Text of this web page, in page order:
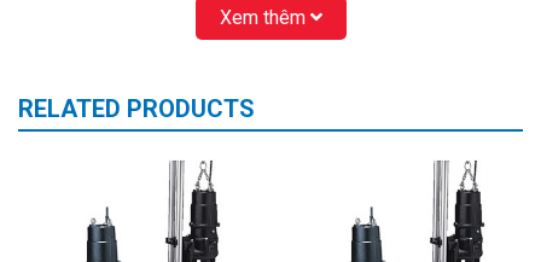
PHỤ KIỆN BƠM Bơm chìm nước thải tsurumi 50U2.4S
– Phụ kiện bao gồm: chân đế, ngàm trên, ngàm dưới, bulong
– lông đền, ma-ní, dây xích.
Bạn có thể xem thêm chi tiết dòng
bơm nước thải thân
U series họng xả 50mm
Xem thêm
RELATED PRODUCTS